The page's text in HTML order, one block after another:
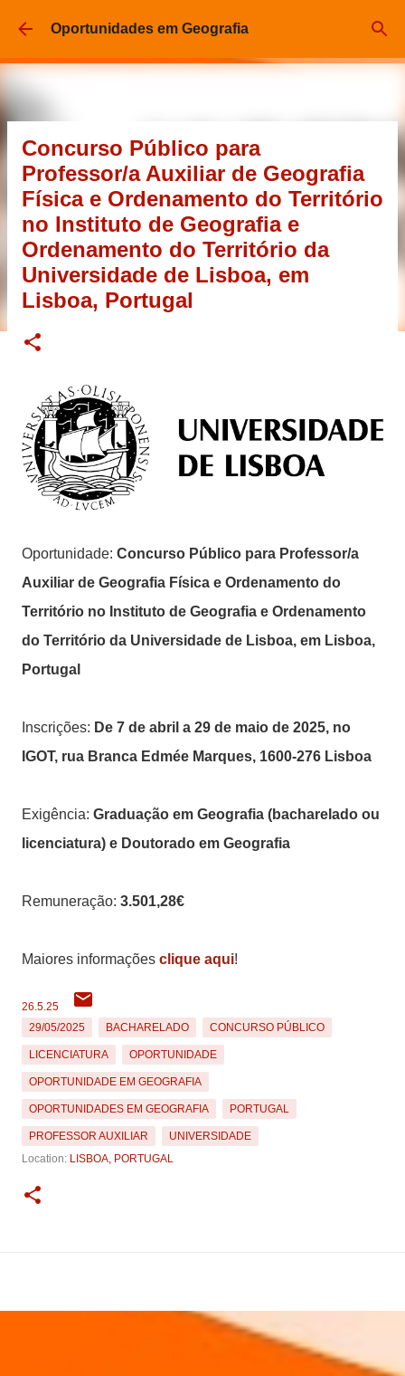
Pular para o conteúdo principal
Oportunidades em Geografia
Concurso Público para
Professor/a Auxiliar de Geografia
Física e Ordenamento do Território
no Instituto de Geografia e
Ordenamento do Território da
Universidade de Lisboa, em
Lisboa, Portugal
Oportunidade: Concurso Público para Professor/a
Auxiliar de Geografia Física e Ordenamento do
Território no Instituto de Geografia e Ordenamento
do Território da Universidade de Lisboa, em Lisboa,
Portugal
Inscrições: De 7 de abril a 29 de maio de 2025, no
IGOT, rua Branca Edmée Marques, 1600-276 Lisboa
Exigência: Graduação em Geografia (bacharelado ou
licenciatura) e Doutorado em Geografia
Remuneração: 3.501,28€
Maiores informações clique aqui!
26.5.25
29/05/2025
BACHARELADO CONCURSO PÚBLICO
LICENCIATURA OPORTUNIDADE
OPORTUNIDADE EM GEOGRAFIA
OPORTUNIDADES EM GEOGRAFIA PORTUGAL
PROFESSOR AUXILIAR
UNIVERSIDADE
Location: LISBOA, PORTUGAL